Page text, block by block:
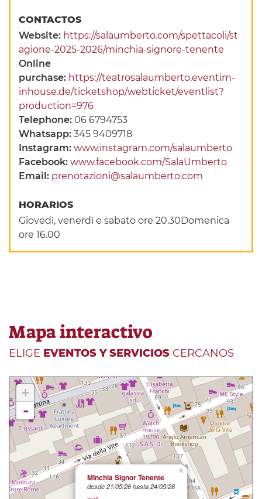
CONTACTOS
Website: https://salaumberto.com/spettacoli/st
agione-2025-2026/minchia-signore-tenente
Online
purchase: https://teatrosalaumberto.eventim-
inhouse.de/ticketshop/webticket/eventlist?
production=976
Telephone:06 6794753
Whatsapp:345 9409718
Instagram:www.instagram.com/salaumberto
Facebook:www.facebook.com/SalaUmberto
Email: prenotazioni@salaumberto.com
HORARIOS
Giovedì, venerdì e sabato ore 20.30Domenica
ore 16.00
Mapa interactivo
ELIGE EVENTOS Y SERVICIOS CERCANOS
×
MInchia Signor Tenente
desde 21/05/26 hasta 24/05/26
+
-